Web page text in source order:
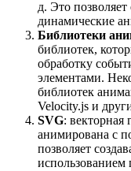
д. Это позволяет
динамические
Библиотеки
библиотек,
обработку
элементами.
библиотек
Velocity.js и
SVG: векторная
анимирована с
позволяет
использованием